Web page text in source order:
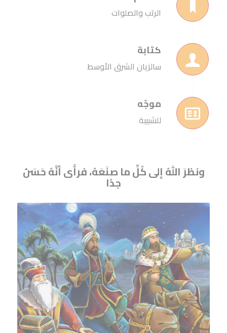
الرتب والصلوات
كتابة
سالزيان الشرق الأوسط
موجّه
للشبيبة
ونظرَ اللهُ إلى كُلِّ ما صنَعَهُ، فرأَى أنَّهُ حَسَنٌ
جدُا